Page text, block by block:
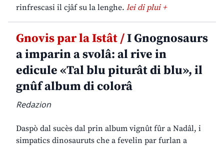
rinfrescasi il cjâf su la lenghe. lei di plui +
Gnovis par la Istât /I Gnognosaurs
a imparin a svolâ: al rive in
edicule «Tal blu piturât di blu», il
gnûf album di colorâ
Redazion
Daspò dal sucès dal prin album vignût fûr a Nadâl, i
simpatics dinosauruts che a fevelin par furlan a